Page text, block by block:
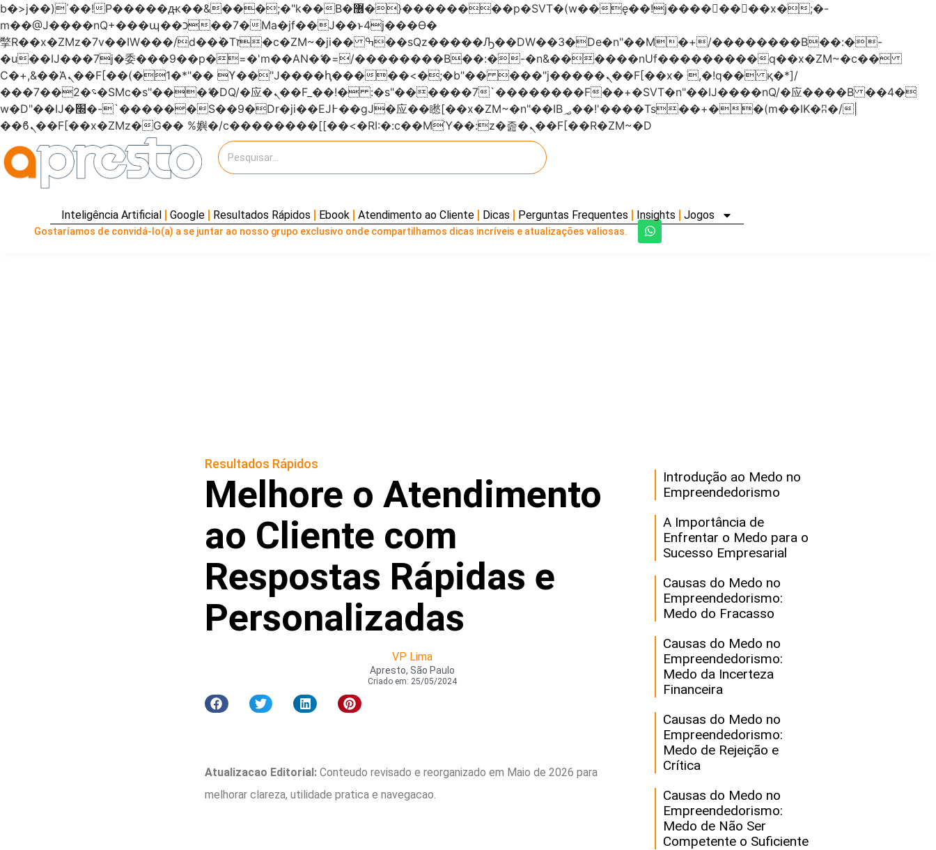
b�>j��)΄��!P�����ԫ��&���;�"k��B�޶�}��������p�SVT�(w��ę��!j��������x�;�-
m��@J����nQ+���պ��כ��7�Ma�jf��J��ͱ4j���Ѳ�
撆R��x�ZMz�7v��IW���/d��ٞ�Тז�c�ZM~�ji�� ߒ��sQz�����Ԡ��DW��3�De�n"��M�+/��������B��:�-
�u��IJ���7j�委���9��p�=�'m��AN�ޭ�=/��������B��:�-�n&������nUf���������q��x�ZM~�c��
Ϲ�+,&��Ὰܢ��F[��(�1�*"�� ϒ��"J����ԧ�����<�;�b"�� ���"j�����ܢ��F[��x� ,�!q�� қ�*]/
���؝�2��7�SMc�s"���ޭ�DQ/�应�ܢ��F_��!� :�s"������7`��������F��+�SVT�n"��IJ����nQ/�应����B ��4�
w�D"��IJ�׭�-`������S��9�Dr�ji��EJ߅��gJ�应��矁[��x�ZM~�n"��IB؃��!'����Тѕ��+��(m��IK�ʭ�/|
��ϐܢ��F[��x�ZMz�G�� %嬩�/c��������[[��<�RI:�:c��MΎ��:z�졾�ܢ��F[��R�ZM~�D
Inteligência Artificial Google Resultados Rápidos Ebook Atendimento ao Cliente Dicas Perguntas Frequentes Insights Jogos
Gostaríamos de convidá-lo(a) a se juntar ao nosso grupo exclusivo onde compartilhamos dicas incríveis e atualizações valiosas.
Resultados Rápidos
Melhore o Atendimento
ao Cliente com
Respostas Rápidas e
Personalizadas
VP Lima
Apresto, São Paulo
Criado em: 25/05/2024
Atualizacao Editorial:Conteudo revisado e reorganizado em Maio de 2026 para
melhorar clareza, utilidade pratica e navegacao.
Introdução ao Medo no
Empreendedorismo
A Importância de
Enfrentar o Medo para o
Sucesso Empresarial
Causas do Medo no
Empreendedorismo:
Medo do Fracasso
Causas do Medo no
Empreendedorismo:
Medo da Incerteza
Financeira
Causas do Medo no
Empreendedorismo:
Medo de Rejeição e
Crítica
Causas do Medo no
Empreendedorismo:
Medo de Não Ser
Competente o Suficiente